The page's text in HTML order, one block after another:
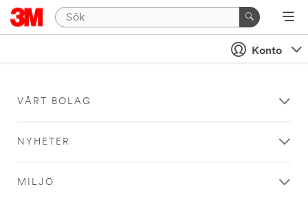
Konto
VÅRT BOLAG
NYHETER
MILJÖ